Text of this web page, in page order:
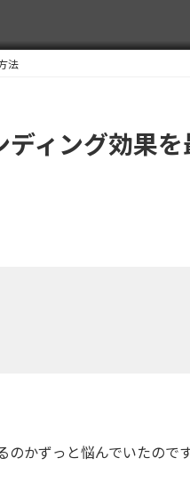
法
ディング効果
かずっと悩んでいたのです